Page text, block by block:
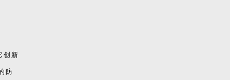
创新
防